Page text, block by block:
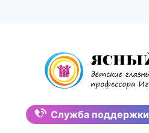
Служба поддержки